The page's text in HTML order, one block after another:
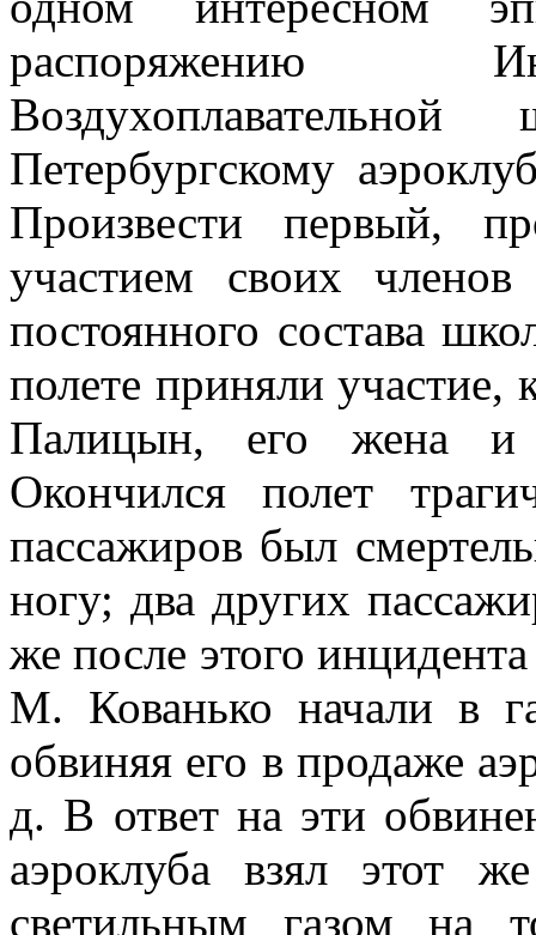
распоряжению
Петербургскому
Произвести первый,
участием своих
постоянного состава
полете приняли
Палицын, его жена и
Окончился полет
пассажиров был
ногу; два других
же после этого
М. Кованько начали в
обвиняя его в продаже
д. В ответ на эти
аэроклуба взял этот
светильным газом